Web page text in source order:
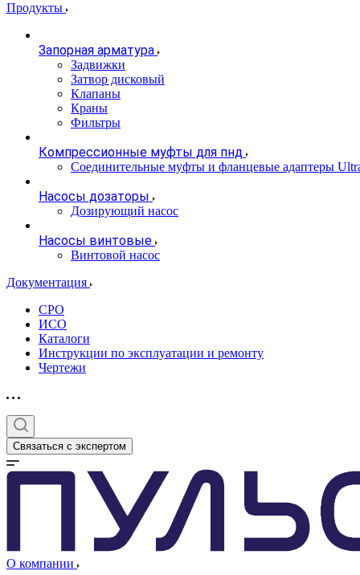
Продукты
Запорная арматура
Задвижки
Затвор дисковый
Клапаны
Краны
Фильтры
Компрессионные муфты для пнд
Соединительные муфты и фланцевые адаптеры
Насосы дозаторы
Дозирующий насос
Насосы винтовые
Винтовой насос
Документация
СРО
ИСО
Каталоги
Инструкции по эксплуатации и ремонту
Чертежи
Связаться с экспертом
О компании